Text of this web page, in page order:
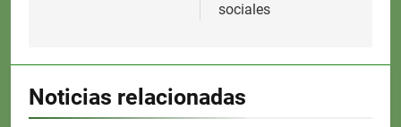
sociales
Noticias relacionadas